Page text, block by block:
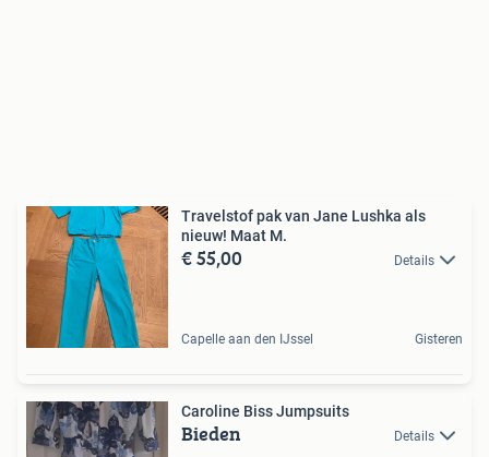
Travelstof pak van Jane Lushka als
nieuw! Maat M.
€ 55,00 Details
Capelle aan den IJssel Gisteren
Caroline Biss Jumpsuits
Bieden Details